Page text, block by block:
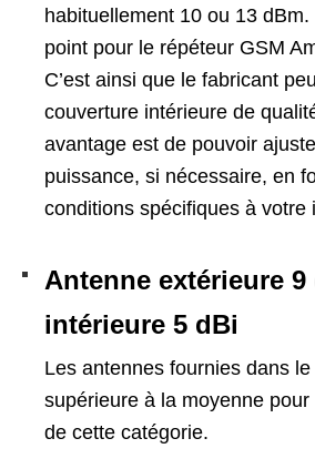
habituellement 10 ou 13
point pour le répéteur GSM
C’est ainsi que le fabricant
couverture intérieure de
avantage est de pouvoir
puissance, si nécessaire, en
conditions spécifiques à votre
Antenne extérieure 9
intérieure 5 dBi
Les antennes fournies dans
supérieure à la moyenne pour
de cette catégorie.